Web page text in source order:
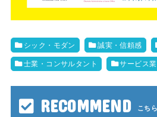
シック・モダン 誠実・信頼感
士業・コンサルタント サービス業
RECOMMEND